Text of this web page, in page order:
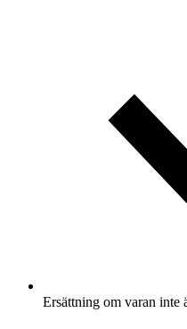
Ersättning om varan inte